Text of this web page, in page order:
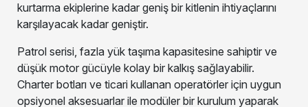
kurtarma ekiplerine kadar geniş bir kitlenin ihtiyaçlarını
karşılayacak kadar geniştir.
Patrol serisi, fazla yük taşıma kapasitesine sahiptir ve
düşük motor gücüyle kolay bir kalkış sağlayabilir.
Charter botları ve ticari kullanan operatörler için uygun
opsiyonel aksesuarlar ile modüler bir kurulum yaparak